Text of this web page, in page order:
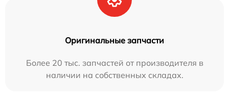
Оригинальные запчасти
Более 20 тыс. запчастей от производителя в
наличии на собственных складах.